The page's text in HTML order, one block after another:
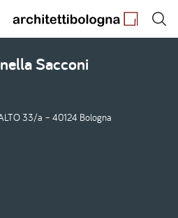
Sacconi
33/a – 40124 Bologna